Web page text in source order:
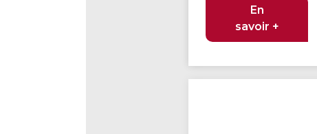
En
savoir +